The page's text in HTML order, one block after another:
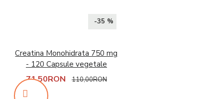
-35 %
Creatina Monohidrata 750 mg
- 120 Capsule vegetale
71,50RON 110,00RON